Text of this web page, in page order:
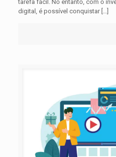
tarefa fácil. No entanto, com o
digital, é possível conquistar[…]